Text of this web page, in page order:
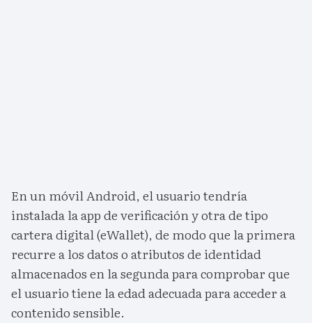
En un móvil Android, el usuario tendría
instalada la app de verificación y otra de tipo
cartera digital (eWallet), de modo que la primera
recurre a los datos o atributos de identidad
almacenados en la segunda para comprobar que
el usuario tiene la edad adecuada para acceder a
contenido sensible.